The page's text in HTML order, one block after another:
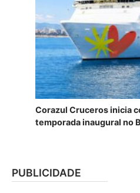
Corazul Cruceros inicia
temporada inaugural no
PUBLICIDADE